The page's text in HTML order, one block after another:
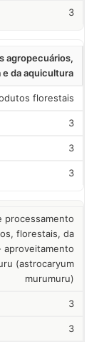
3
agropecuários,
da aquicultura
florestais
3
3
3
processamento
florestais, da
aproveitamento
(astrocaryum
murumuru)
3
3